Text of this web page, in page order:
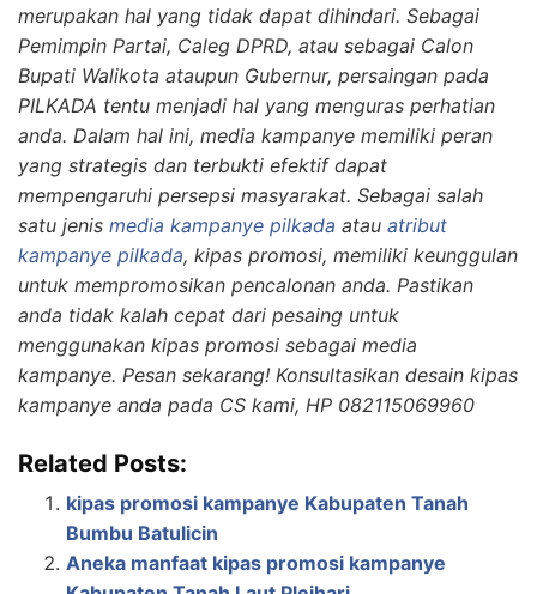
merupakan hal yang tidak dapat dihindari. Sebagai
Pemimpin Partai, Caleg DPRD, atau sebagai Calon
Bupati Walikota ataupun Gubernur, persaingan pada
PILKADA tentu menjadi hal yang menguras perhatian
anda. Dalam hal ini, media kampanye memiliki peran
yang strategis dan terbukti efektif dapat
mempengaruhi persepsi masyarakat. Sebagai salah
satu jenis media kampanye pilkada atau atribut
kampanye pilkada, kipas promosi, memiliki keunggulan
untuk mempromosikan pencalonan anda. Pastikan
anda tidak kalah cepat dari pesaing untuk
menggunakan kipas promosi sebagai media
kampanye. Pesan sekarang! Konsultasikan desain kipas
kampanye anda pada CS kami, HP 082115069960
Related Posts:
kipas promosi kampanye Kabupaten Tanah
Bumbu Batulicin
Aneka manfaat kipas promosi kampanye